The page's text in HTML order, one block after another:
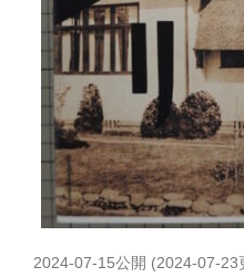
2024-07-15公開 (2024-07-23